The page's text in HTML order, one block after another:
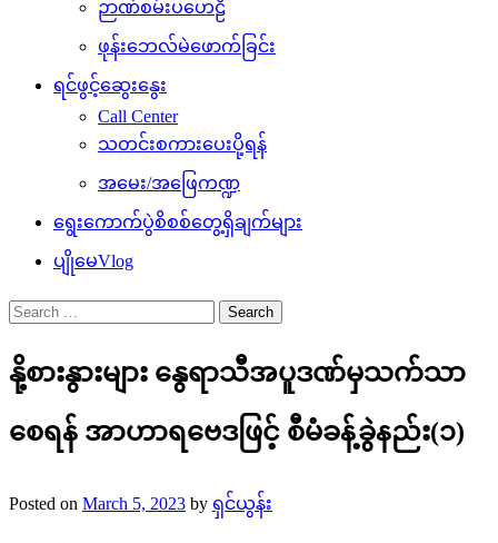
ဉာဏ်စမ်းပဟေဠိ
ဖုန်းဘေလ်မဲဖောက်ခြင်း
ရင်ဖွင့်ဆွေးနွေး
Call Center
သတင်းစကားပေးပို့ရန်
အမေး/အဖြေကဏ္ဍ
ရွေးကောက်ပွဲစိစစ်တွေ့ရှိချက်များ
ပျိုမေVlog
Search
for:
နို့စားနွားများ နွေရာသီအပူဒဏ်မှသက်သာ
စေရန် အာဟာရဗေဒဖြင့် စီမံခန့်ခွဲနည်း(၁)
Posted on March 5, 2023 by ရှင်ယွန်း